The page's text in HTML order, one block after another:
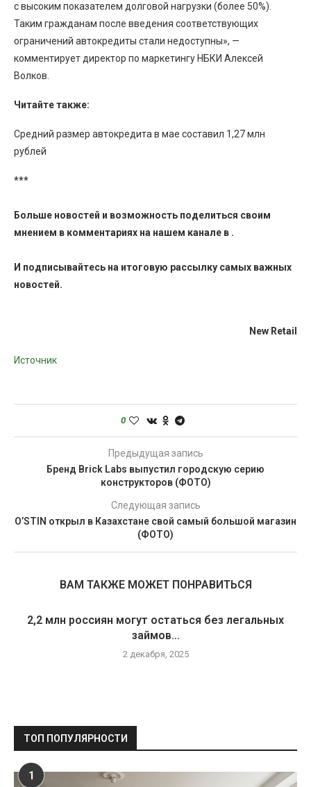
с высоким показателем долговой нагрузки (более 50%).
Таким гражданам после введения соответствующих
ограничений автокредиты стали недоступны», —
комментирует директор по маркетингу НБКИ Алексей
Волков.
Читайте также:
Cредний размер автокредита в мае составил 1,27 млн
рублей
***
Больше новостей и возможность поделиться своим
мнением в комментариях на нашем канале в .
И подписывайтесь на итоговую рассылку самых важных
новостей.
New Retail
Источник
0
Предыдущая запись
Бренд Brick Labs выпустил городскую серию
конструкторов (ФОТО)
Следующая запись
O’STIN открыл в Казахстане свой самый большой магазин
(ФОТО)
ВАМ ТАКЖЕ МОЖЕТ ПОНРАВИТЬСЯ
2,2 млн россиян могут остаться без легальных
займов...
2 декабря, 2025
ТОП ПОПУЛЯРНОСТИ
1